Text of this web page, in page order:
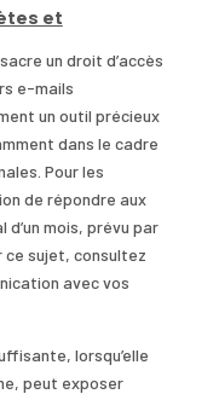
et
un droit d’accès
e-mails
un outil précieux
dans le cadre
Pour les
de répondre aux
d’un mois, prévu par
ce sujet, consultez
avec vos
lorsqu’elle
peut exposer